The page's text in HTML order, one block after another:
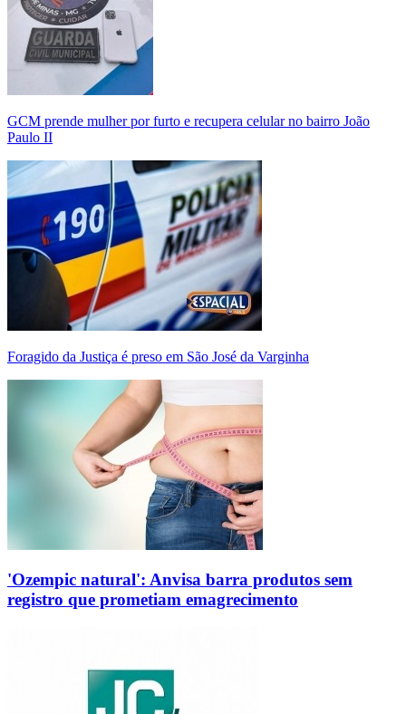
GCM prende mulher por furto e recupera celular no bairro João
Paulo II
Foragido da Justiça é preso em São José da Varginha
'Ozempic natural': Anvisa barra produtos sem
registro que prometiam emagrecimento